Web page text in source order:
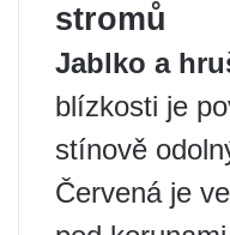
stromů
Jablko a
blízkosti je
stínově
Červená je